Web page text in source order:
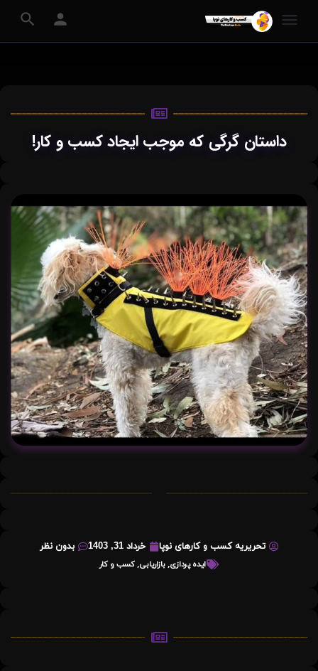
داستان گرگی که موجب ایجاد کسب و کار!
تحریریه کسب و کارهای نوپا خرداد 31, 1403 بدون نظر
ایده پردازی,بازاریابی,کسب و کار